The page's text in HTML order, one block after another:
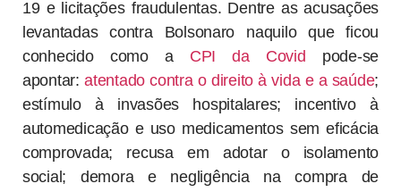
19 e licitações fraudulentas. Dentre as acusações
levantadas contra Bolsonaro naquilo que ficou
conhecido como a CPI da Covid pode-se
apontar:atentado contra o direito à vida e a saúde;
estímulo à invasões hospitalares; incentivo à
automedicação e uso medicamentos sem eficácia
comprovada; recusa em adotar o isolamento
social; demora e negligência na compra de